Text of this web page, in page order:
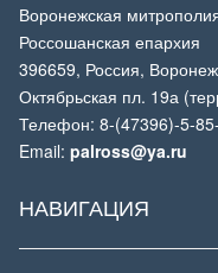
Воронежская
Россошанская епархия
396659, Россия,
Октябрьская пл. 19а
Телефон: 8-(47396)-5-
Email: palross@ya.ru
НАВИГАЦИЯ